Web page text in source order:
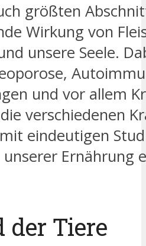
größten
Wirkung von
unsere Seele.
und vor allem
verschiedenen
eindeutigen
Ernährung
der Tiere